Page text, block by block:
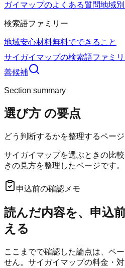
ガイマップのよくある質問地域
検索語ファミリー
地域安心材料無料でできること
サイガイマップの検索語ファミ
善候補
Section summary
選び方 の要点
どう判断するかを整理するページ
サイガイマップを選ぶときの比
きの見方を整理したページです。
申込前の確認メモ
読んだ内容を、申込
える
ここまでで確認した論点は、ペ
せん。 サイガイマップの料金・